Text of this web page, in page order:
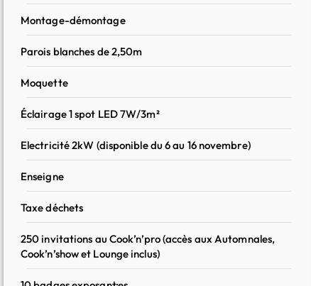
Montage-démontage
Parois blanches de 2,50m
Moquette
Éclairage 1 spot LED 7W/3m²
Electricité 2kW (disponible du 6 au 16 novembre)
Enseigne
Taxe déchets
250 invitations au Cook’n’pro (accès aux Automnales,
Cook’n’show et Lounge inclus)
Mise à disposition de billets visiteur·euses offerts,
proportionnellement à la surface de votre stand
Réception des campagnes d’emailing afin de rester
informé des actualités et des nouveautés du salon